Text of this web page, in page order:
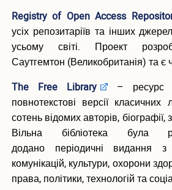
Registry of Open Access
усіх репозитаріїв та інших
усьому світі. Проект
Саутгемтон (Великобританія) та є
The Free Library
–
ресурс
повнотекстові версії класичних
сотень відомих авторів,
Вільна бібліотека
додано періодичні видання з
комунікацій, культури, охорони
права, політики, технологій та